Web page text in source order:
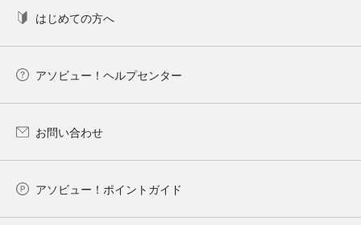
はじめての方へ
アソビュー！ヘルプセンター
お問い合わせ
アソビュー！ポイントガイド